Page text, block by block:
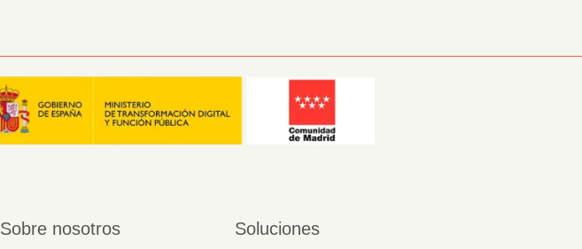
Sobre nosotros Soluciones